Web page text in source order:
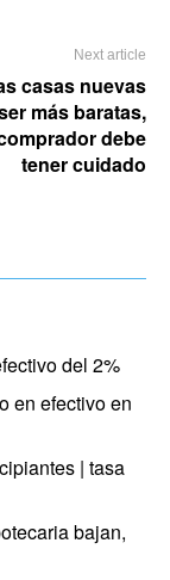
Next article
casas nuevas
más baratas,
debe
tener cuidado
del 2%
en efectivo en
| tasa
bajan,